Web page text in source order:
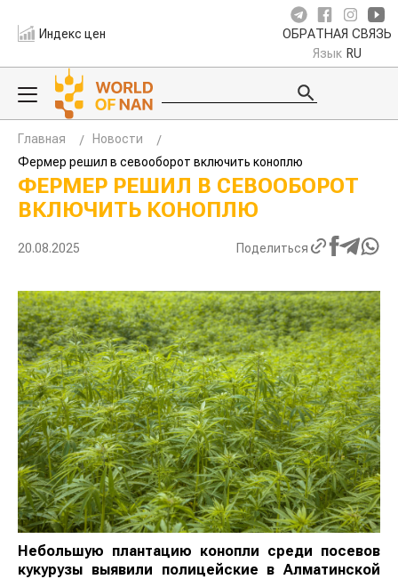
Индекс цен ОБРАТНАЯ СВЯЗЬ
Язык RU
Главная
Новости
Фермер решил в севооборот включить коноплю
ФЕРМЕР РЕШИЛ В СЕВООБОРОТ
ВКЛЮЧИТЬ КОНОПЛЮ
20.08.2025 Поделиться
Небольшую плантацию конопли среди посевов
кукурузы выявили полицейские в Алматинской